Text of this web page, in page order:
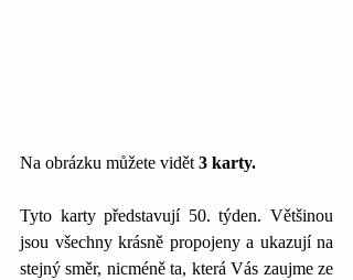
Na obrázku můžete vidět 3 karty.
Tyto karty představují 50. týden. Většinou
jsou všechny krásně propojeny a ukazují na
stejný směr, nicméně ta, která Vás zaujme ze